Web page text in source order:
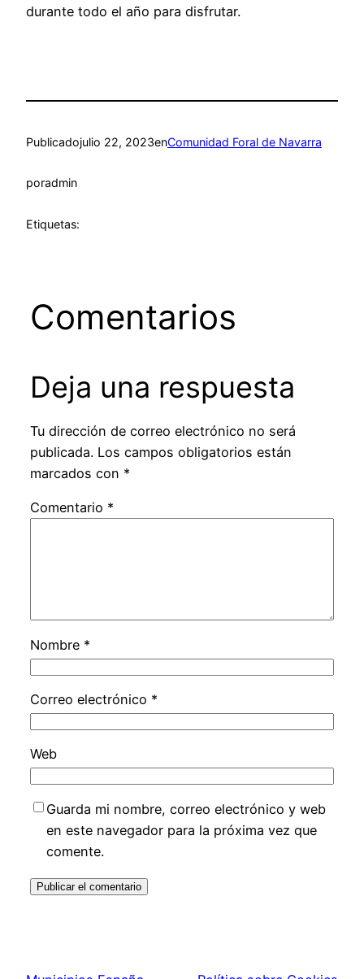
durante todo el año para disfrutar.
Publicadojulio 22, 2023enComunidad Foral de Navarra
poradmin
Etiquetas:
Comentarios
Deja una respuesta
Tu dirección de correo electrónico no será
publicada. Los campos obligatorios están
marcados con *
Comentario *
Nombre *
Correo electrónico *
Web
Guarda mi nombre, correo electrónico y web
en este navegador para la próxima vez que
comente.